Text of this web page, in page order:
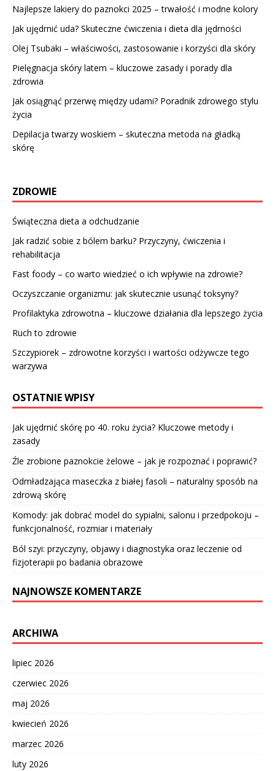
Najlepsze lakiery do paznokci 2025 – trwałość i modne kolory
Jak ujędrnić uda? Skuteczne ćwiczenia i dieta dla jędrności
Olej Tsubaki – właściwości, zastosowanie i korzyści dla skóry
Pielęgnacja skóry latem – kluczowe zasady i porady dla
zdrowia
Jak osiągnąć przerwę między udami? Poradnik zdrowego stylu
życia
Depilacja twarzy woskiem – skuteczna metoda na gładką
skórę
ZDROWIE
Świąteczna dieta a odchudzanie
Jak radzić sobie z bólem barku? Przyczyny, ćwiczenia i
rehabilitacja
Fast foody – co warto wiedzieć o ich wpływie na zdrowie?
Oczyszczanie organizmu: jak skutecznie usunąć toksyny?
Profilaktyka zdrowotna – kluczowe działania dla lepszego życia
Ruch to zdrowie
Szczypiorek – zdrowotne korzyści i wartości odżywcze tego
warzywa
OSTATNIE WPISY
Jak ujędrnić skórę po 40. roku życia? Kluczowe metody i
zasady
Źle zrobione paznokcie żelowe – jak je rozpoznać i poprawić?
Odmładzająca maseczka z białej fasoli – naturalny sposób na
zdrową skórę
Komody: jak dobrać model do sypialni, salonu i przedpokoju –
funkcjonalność, rozmiar i materiały
Ból szyi: przyczyny, objawy i diagnostyka oraz leczenie od
fizjoterapii po badania obrazowe
NAJNOWSZE KOMENTARZE
ARCHIWA
lipiec 2026
czerwiec 2026
maj 2026
kwiecień 2026
marzec 2026
luty 2026